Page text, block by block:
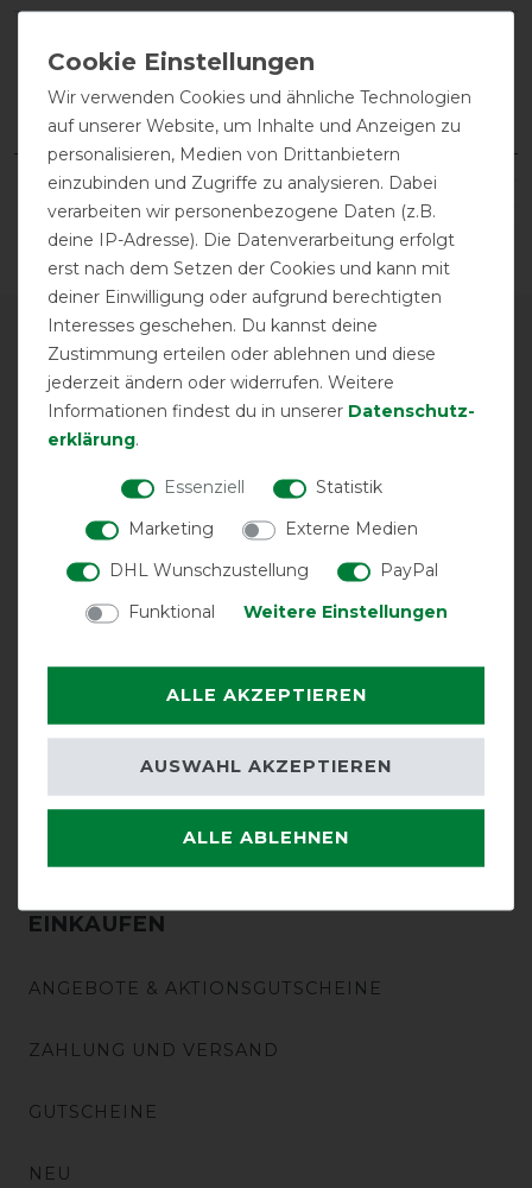
SERVICE
TELEFONBERATUNG
WASCHSERVICE
REPARATUR
RÜCKSENDUNG
BATTERIEENTSORGUNG
EINKAUFEN
ANGEBOTE & AKTIONSGUTSCHEINE
ZAHLUNG UND VERSAND
GUTSCHEINE
NEU
Wir verwenden Cookies und ähnliche Technologien
auf unserer Website, um Inhalte und Anzeigen zu
personalisieren, Medien von Drittanbietern
einzubinden und Zugriffe zu analysieren. Dabei
verarbeiten wir personenbezogene Daten (z.B.
deine IP-Adresse). Die Datenverarbeitung erfolgt
erst nach dem Setzen der Cookies und kann mit
deiner Einwilligung oder aufgrund berechtigten
Interesses geschehen. Du kannst deine
Zustimmung erteilen oder ablehnen und diese
jederzeit ändern oder widerrufen. Weitere
Informationen findest du in unserer Daten­schutz­
erklärung.
Essenziell
Statistik
Marketing
Externe Medien
DHL Wunschzustellung
PayPal
Funktional
Weitere Einstellungen
ALLE AKZEPTIEREN
ALLE ABLEHNEN
AUSWAHL AKZEPTIEREN